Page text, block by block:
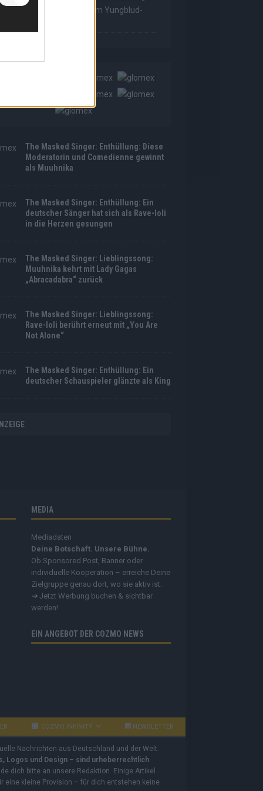
Made For Loving You“ im Yungblud-
The Masked Singer: Enthüllung: Diese
Moderatorin und Comedienne gewinnt
als Muuhnika
The Masked Singer: Enthüllung: Ein
deutscher Sänger hat sich als Rave-Ioli
in die Herzen gesungen
The Masked Singer: Lieblingssong:
Muuhnika kehrt mit Lady Gagas
„Abracadabra“ zurück
The Masked Singer: Lieblingssong:
Rave-Ioli berührt erneut mit „You Are
Not Alone“
The Masked Singer: Enthüllung: Ein
deutscher Schauspieler glänzte als King
MEDIA
Mediadaten
Deine Botschaft. Unsere Bühne.
Ob Sponsored Post, Banner oder
individuelle Kooperation – erreiche Deine
Zielgruppe genau dort, wo sie aktiv ist.
➔ Jetzt Werbung buchen & sichtbar
werden!
EIN ANGEBOT DER COZMO NEWS
COZMO INFINITY NEWSLETTER
Nachrichten aus Deutschland und der Welt.
Logos und Design – sind urheberrechtlich
dich bitte an unsere Redaktion. Einige Artikel